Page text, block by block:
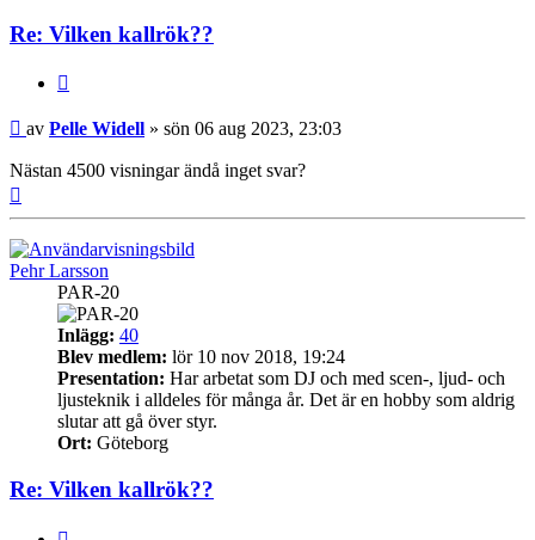
Re: Vilken kallrök??
Inlägg
av Pelle Widell » sön 06 aug 2023, 23:03
Nästan 4500 visningar ändå inget svar?
Pehr Larsson
PAR-20
Inlägg: 40
Blev medlem: lör 10 nov 2018, 19:24
Presentation: Har arbetat som DJ och med scen-, ljud- och
ljusteknik i alldeles för många år. Det är en hobby som aldrig
slutar att gå över styr.
Ort: Göteborg
Re: Vilken kallrök??